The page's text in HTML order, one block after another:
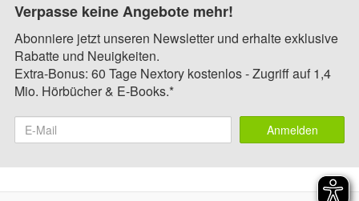
Verpasse keine Angebote mehr!
Abonniere jetzt unseren Newsletter und erhalte exklusive
Rabatte und Neuigkeiten.
Extra-Bonus: 60 Tage Nextory kostenlos - Zugriff auf 1,4
Mio. Hörbücher & E-Books.*
Anmelden